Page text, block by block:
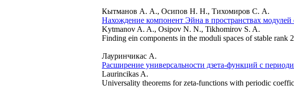
Кытманов А. А., Осипов Н. Н., Тихомиров С. А.
Нахождение компонент Эйна в пространствах
Kytmanov A. A., Osipov N. N., Tikhomirov S. A.
Finding ein components in the moduli spaces of stable rank
Лауринчикас А.
Расширение универсальности дзета-функций с
Laurincikas A.
Universality theorems for zeta-functions with periodic